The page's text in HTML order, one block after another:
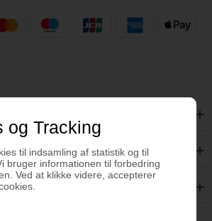
og Tracking
til indsamling af statistik og til
bruger informationen til forbedring
Ved at klikke videre, accepterer
/ 214,4 cm